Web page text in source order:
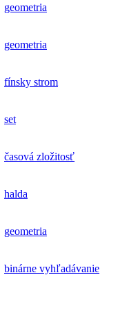
geometria
geometria
fínsky strom
set
časová zložitosť
halda
geometria
binárne vyhľadávanie